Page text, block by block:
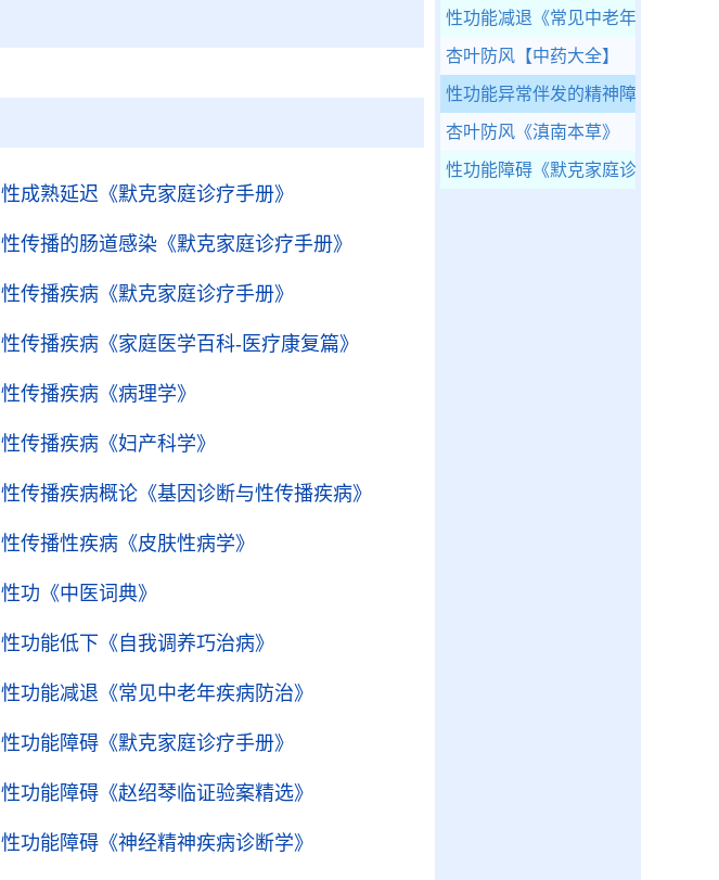
性成熟延迟 《默克家庭诊疗手册》
性传播的肠道感染 《默克家庭诊疗手册》
性传播疾病 《默克家庭诊疗手册》
性传播疾病 《家庭医学百科-医疗康复篇》
性传播疾病 《病理学》
性传播疾病 《妇产科学》
性传播疾病概论 《基因诊断与性传播疾病》
性传播性疾病 《皮肤性病学》
性功 《中医词典》
性功能低下 《自我调养巧治病》
性功能减退 《常见中老年疾病防治》
性功能障碍 《默克家庭诊疗手册》
性功能障碍 《赵绍琴临证验案精选》
性功能障碍 《神经精神疾病诊断学》
性功能减退 《常见中老年疾病防治
杏叶防风 【中药大全】
性功能异常伴发的精神障碍
杏叶防风 《滇南本草》
性功能障碍 《默克家庭诊疗手册》